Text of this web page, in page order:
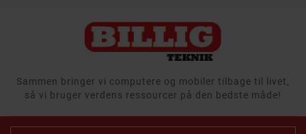
Sammen bringer vi computere og mobiler tilbage til livet,
så vi bruger verdens ressourcer på den bedste måde!